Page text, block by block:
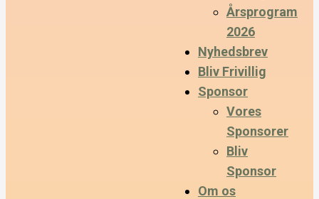
Årsprogram
2026
Nyhedsbrev
Bliv Frivillig
Sponsor
Vores
Sponsorer
Bliv
Sponsor
Om os